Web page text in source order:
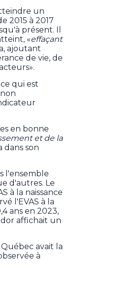
un
2015 à 2017
présent. Il
«effaçant
ajoutant
de vie, de
qui est
en bonne
et de la
dans son
l'ensemble
d'autres. Le
à la naissance
l'EVAS à la
ans en 2023,
affichait un
avait la
à